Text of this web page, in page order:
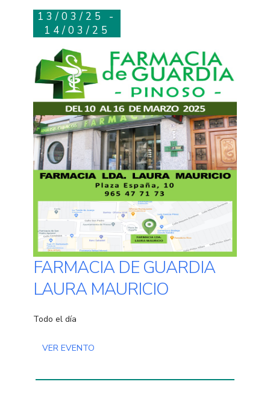
13/03/25 -
14/03/25
FARMACIA DE GUARDIA
LAURA MAURICIO
Todo el día
VER EVENTO